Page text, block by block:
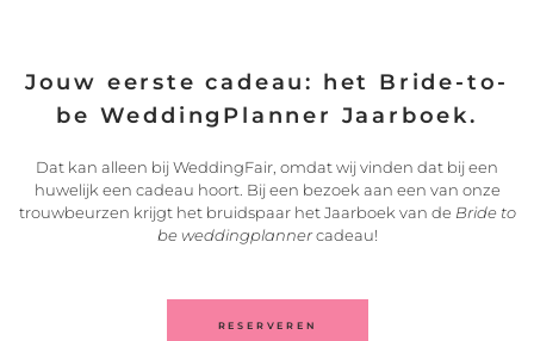
Jouw eerste cadeau: het Bride-to-
be WeddingPlanner Jaarboek.
Dat kan alleen bij WeddingFair, omdat wij vinden dat bij een
huwelijk een cadeau hoort. Bij een bezoek aan een van onze
trouwbeurzen krijgt het bruidspaar het Jaarboek van de Bride to
be weddingplannercadeau!
RESERVEREN